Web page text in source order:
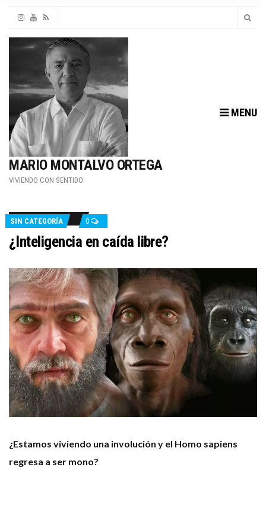
MARIO MONTALVO ORTEGA
VIVIENDO CON SENTIDO
MENU
SIN CATEGORÍA 0
¿Inteligencia en caída libre?
¿Estamos viviendo una involución y el Homo sapiens
regresa a ser mono?